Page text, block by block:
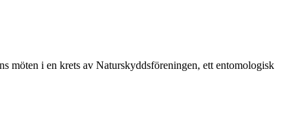
möten i en krets av Naturskyddsföreningen, ett entomologisk